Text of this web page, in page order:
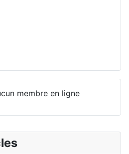
membre en ligne